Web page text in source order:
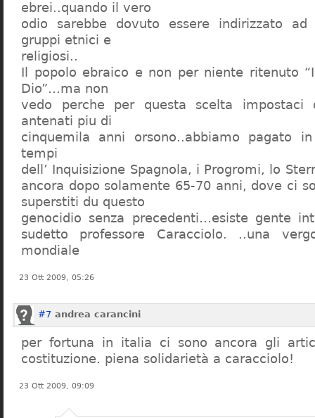
ebrei..quando il vero
odio sarebbe dovuto essere indirizzato
gruppi etnici e
religiosi..
Il popolo ebraico e non per niente ritenuto
Dio”…ma non
vedo perche per questa scelta
antenati piu di
cinquemila anni orsono..abbiamo pagato
tempi
dell’ Inquisizione Spagnola, i Progromi, lo
ancora dopo solamente 65-70 anni, dove ci
superstiti du questo
genocidio senza precedenti…esiste gente
sudetto professore Caracciolo. ..una
mondiale
23 Ott 2009, 05:26
#7 andrea carancini
per fortuna in italia ci sono ancora gli
costituzione. piena solidarietà a caracciolo!
23 Ott 2009, 09:09